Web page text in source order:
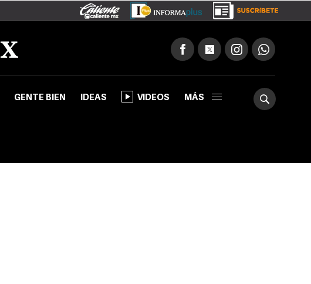
GENTE BIEN IDEAS VIDEOS MÁS